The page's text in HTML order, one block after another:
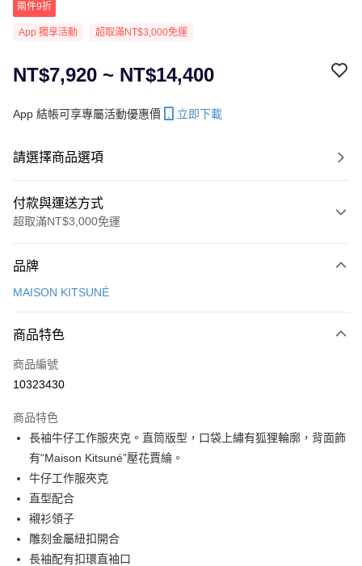
兩件9折
App 獨享活動 超取滿NT$3,000免運
NT$7,920 ~ NT$14,400
App 結帳可享專屬活動優惠價 立即下載
請選擇商品選項
付款與運送方式
超取滿NT$3,000免運
信用卡一次付款
ATM付款
每筆NT$100，滿NT$3,000(含以上)免運費
付款後萊爾富取貨
每筆NT$100
付款後7-11取貨
每筆NT$100，滿NT$3,000(含以上)免運費
宅配
品牌
MAISON KITSUNÉ
商品特色
商品編號
10323430
商品特色
長袖牛仔工作服夾克。直筒版型，口袋上繡有狐狸輪廓，背面飾
有“Maison Kitsuné”壓花賈綸。
牛仔工作服夾克
直型配合
襯衫領子
雕刻金屬紐扣開合
長袖配有扣環直袖口